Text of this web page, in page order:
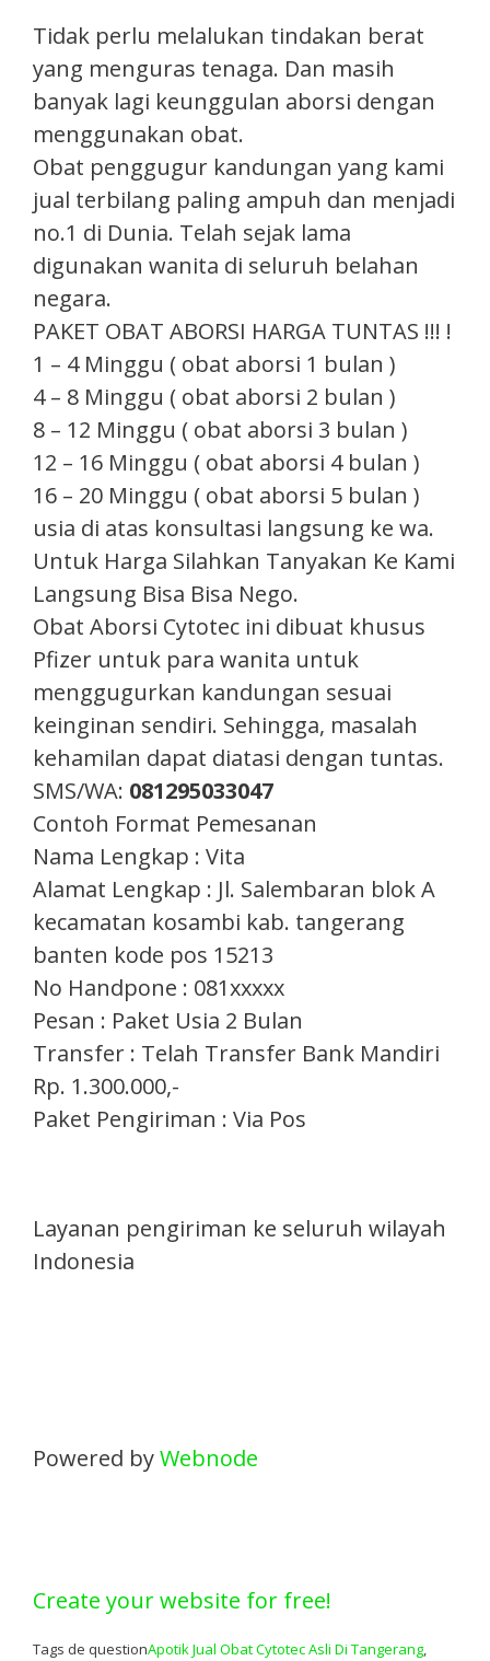
Tidak perlu melalukan tindakan berat
yang menguras tenaga. Dan masih
banyak lagi keunggulan aborsi dengan
menggunakan obat.
Obat penggugur kandungan yang kami
jual terbilang paling ampuh dan menjadi
no.1 di Dunia. Telah sejak lama
digunakan wanita di seluruh belahan
negara.
PAKET OBAT ABORSI HARGA TUNTAS !!! !
1 – 4 Minggu ( obat aborsi 1 bulan )
4 – 8 Minggu ( obat aborsi 2 bulan )
8 – 12 Minggu ( obat aborsi 3 bulan )
12 – 16 Minggu ( obat aborsi 4 bulan )
16 – 20 Minggu ( obat aborsi 5 bulan )
usia di atas konsultasi langsung ke wa.
Untuk Harga Silahkan Tanyakan Ke Kami
Langsung Bisa Bisa Nego.
Obat Aborsi Cytotec ini dibuat khusus
Pfizer untuk para wanita untuk
menggugurkan kandungan sesuai
keinginan sendiri. Sehingga, masalah
kehamilan dapat diatasi dengan tuntas.
SMS/WA: 081295033047
Contoh Format Pemesanan
Nama Lengkap : Vita
Alamat Lengkap : Jl. Salembaran blok A
kecamatan kosambi kab. tangerang
banten kode pos 15213
No Handpone : 081xxxxx
Pesan : Paket Usia 2 Bulan
Transfer : Telah Transfer Bank Mandiri
Rp. 1.300.000,-
Paket Pengiriman : Via Pos
Layanan pengiriman ke seluruh wilayah
Indonesia
Powered byWebnode
Create your website for free!
Tags de questionApotik Jual Obat Cytotec Asli Di Tangerang,